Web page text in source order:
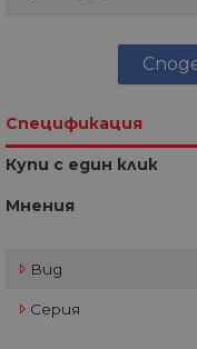
Спецификация
Купи с един клик
Мнения
Вид
Серия